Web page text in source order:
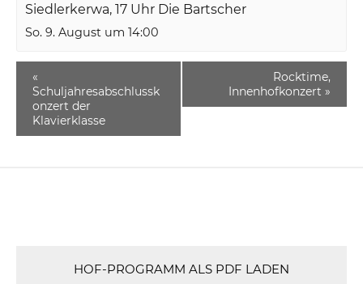
Siedlerkerwa, 17 Uhr Die Bartscher
So. 9. August um 14:00
«
Schuljahresabschlussk
onzert der
Klavierklasse
Rocktime,
Innenhofkonzert »
HOF-PROGRAMM ALS PDF LADEN